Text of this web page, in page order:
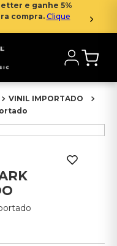
e ganhe 5%
compra. Clique
VINIL IMPORTADO